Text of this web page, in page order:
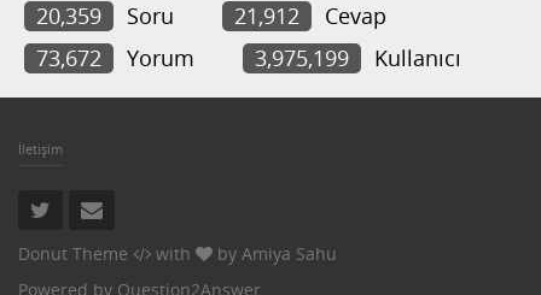
20,359 Soru 21,912
Cevap
73,672
Yorum 3,975,199 Kullanıcı
İletişim
Donut Theme with by Amiya Sahu
Powered by Question2Answer